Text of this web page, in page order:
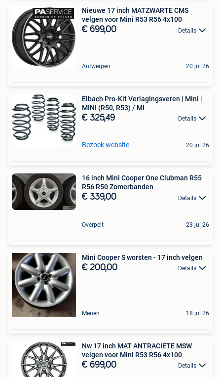
Nieuwe 17 inch MATZWARTE CMS
velgen voor Mini R53 R56 4x100
€ 699,00 Details
Antwerpen 20 jul 26
Eibach Pro-Kit Verlagingsveren | Mini |
MINI (R50, R53) / MI
€ 325,49 Details
Bezoek website 20 jul 26
16 inch Mini Cooper One Clubman R55
R56 R50 Zomerbanden
€ 339,00 Details
Overpelt 23 jul 26
Mini Cooper S worsten - 17 inch velgen
€ 200,00 Details
Menen 18 jul 26
Nw 17 inch MAT ANTRACIETE MSW
velgen voor Mini R53 R56 4x100
€ 699,00 Details